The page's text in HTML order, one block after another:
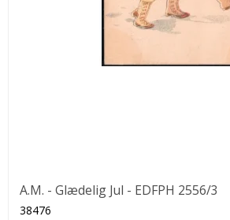
A.M. - Glædelig Jul - EDFPH 2556/3
38476